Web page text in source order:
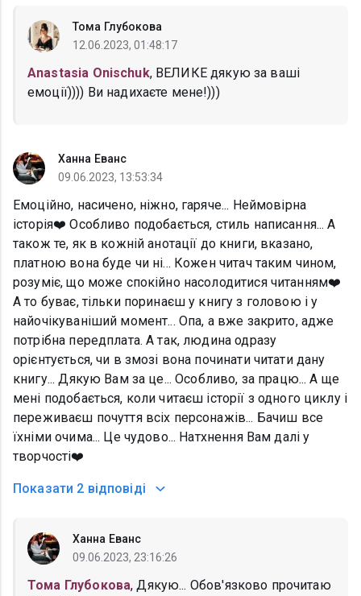
Тома Глубокова
12.06.2023, 01:48:17
Anastasia Onischuk, ВЕЛИКЕ дякую за ваші
емоції)))) Ви надихаєте мене!)))
Ханна Еванс
09.06.2023, 13:53:34
Емоційно, насичено, ніжно, гаряче... Неймовірна
історія❤️ Особливо подобається, стиль написання... А
також те, як в кожній анотації до книги, вказано,
платною вона буде чи ні... Кожен читач таким чином,
розуміє, що може спокійно насолодитися читанням❤️
А то буває, тільки поринаєш у книгу з головою і у
найочікуваніший момент... Опа, а вже закрито, адже
потрібна передплата. А так, людина одразу
орієнтується, чи в змозі вона починати читати дану
книгу... Дякую Вам за це... Особливо, за працю... А ще
мені подобається, коли читаєш історії з одного циклу і
переживаєш почуття всіх персонажів... Бачиш все
їхніми очима... Це чудово... Натхнення Вам далі у
творчості❤️
Показати 2 відповіді
Ханна Еванс
09.06.2023, 23:16:26
Тома Глубокова, Дякую... Обов'язково прочитаю